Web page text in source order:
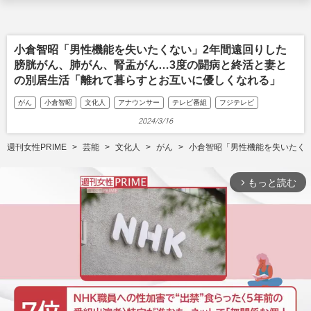
小倉智昭「男性機能を失いたくない」2年間遠回りした
膀胱がん、肺がん、腎盂がん…3度の闘病と終活と妻と
の別居生活「離れて暮らすとお互いに優しくなれる」
がん 小倉智昭 文化人 アナウンサー テレビ番組 フジテレビ
2024/3/16
週刊女性PRIME 芸能 文化人 がん 小倉智昭「男性機能を失いたく
arrow_forward_ios もっと読む